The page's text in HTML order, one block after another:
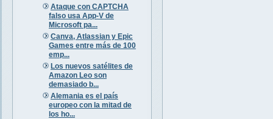
Ataque con CAPTCHA
falso usa App-V de
Microsoft pa...
Canva, Atlassian y Epic
Games entre más de 100
emp...
Los nuevos satélites de
Amazon Leo son
demasiado b...
Alemania es el país
europeo con la mitad de
los ho...